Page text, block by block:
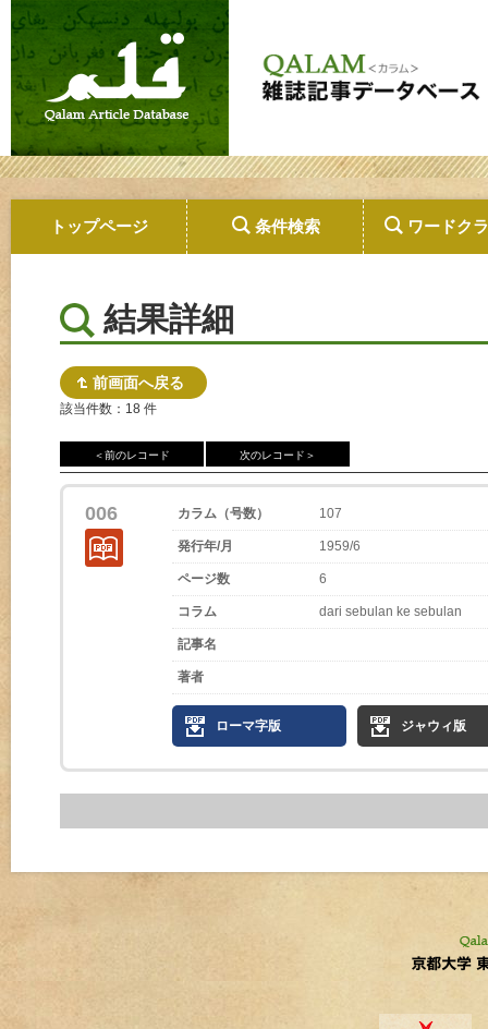
トップページ 条件検索 ワードク
結果詳細
前画面へ戻る
該当件数：18 件
＜前のレコード 次のレコード＞
006 カラム（号数） 107
発行年/月 1959/6
ページ数 6
コラム dari sebulan ke sebulan
記事名
著者
ローマ字版 ジャウィ版